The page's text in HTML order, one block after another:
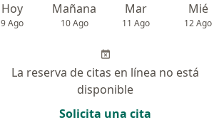
Hoy
9 Ago
Mañana
10 Ago
Mar
11 Ago
Mié
12 Ago
La reserva de citas en línea no está
disponible
Solicita una cita